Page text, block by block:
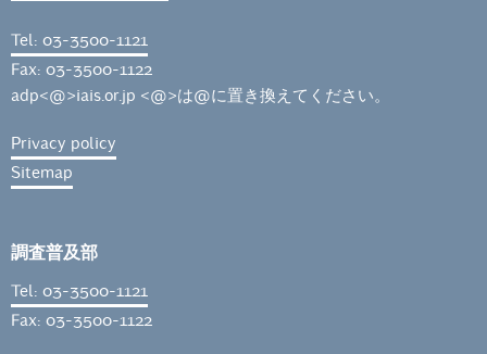
Tel: 03-3500-1121
Fax: 03-3500-1122
adp<@>iais.or.jp <@>は@に置き換えてください。
Privacy policy
Sitemap
調査普及部
Tel: 03-3500-1121
Fax: 03-3500-1122